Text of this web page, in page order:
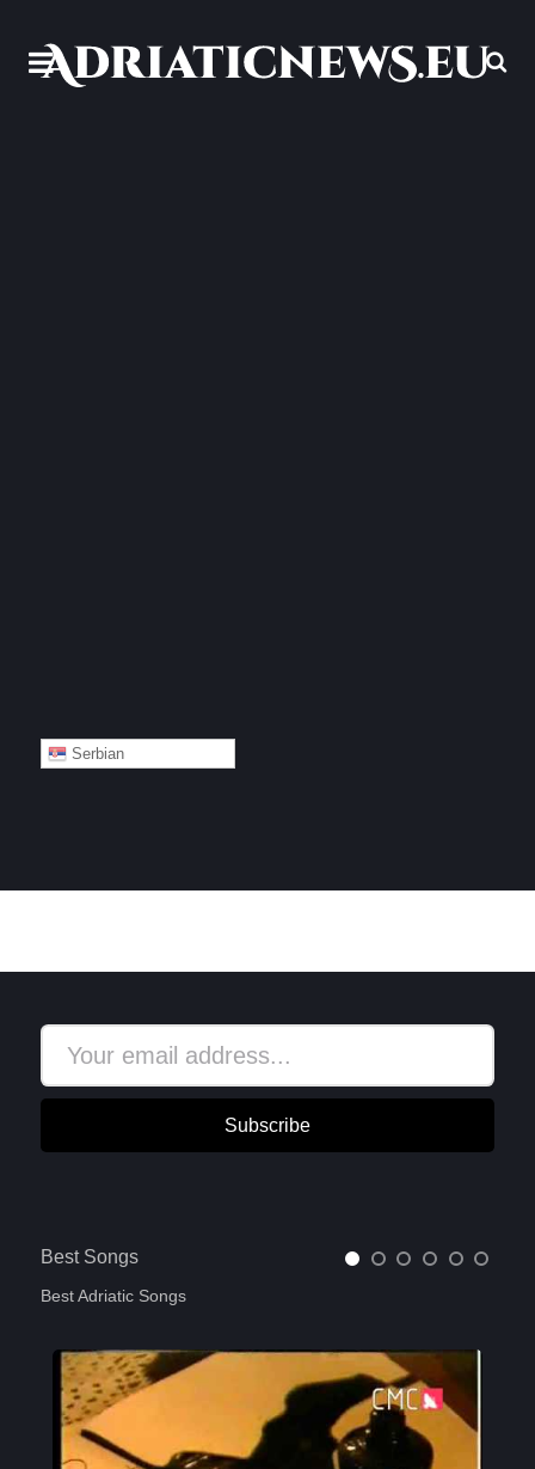
Serbian
Subscribe
Best Songs
Best Adriatic Songs